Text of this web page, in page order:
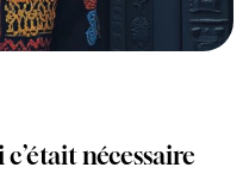
c’était nécessaire